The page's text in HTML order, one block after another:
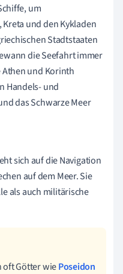
um
und den Kykladen
Stadtstaaten
die Seefahrt immer
und Korinth
Handels- und
das Schwarze Meer
sich auf die Navigation
auf dem Meer. Sie
als auch militärische
oft Götter wiePoseidon